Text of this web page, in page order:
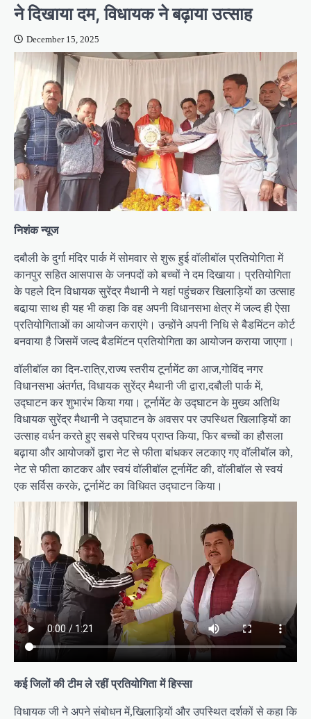
ने दिखाया दम, विधायक ने बढ़ाया उत्साह
December 15, 2025
निशंक न्यूज
दबौली के दुर्गा मंदिर पार्क में सोमवार से शुरू हुई वॉलीबॉल प्रतियोगिता में
कानपुर सहित आसपास के जनपदों को बच्चों ने दम दिखाया। प्रतियोगिता
के पहले दिन विधायक सुरेंद्र मैथानी ने यहां पहुंचकर खिलाड़ियों का उत्साह
बढा़या साथ ही यह भी कहा कि वह अपनी विधानसभा क्षेत्र में जल्द ही ऐसा
प्रतियोगिताओं का आयोजन कराएंगे। उन्होंने अपनी निधि से बैडमिंटन कोर्ट
बनवाया है जिसमें जल्द बैडमिंटन प्रतियोगिता का आयोजन कराया जाएगा।
वॉलीबॉल का दिन-रात्रि,राज्य स्तरीय टूर्नामेंट का आज,गोविंद नगर
विधानसभा अंतर्गत, विधायक सुरेंद्र मैथानी जी द्वारा,दबौली पार्क में,
उद्घाटन कर शुभारंभ किया गया। टूर्नामेंट के उद्घाटन के मुख्य अतिथि
विधायक सुरेंद्र मैथानी ने उद्घाटन के अवसर पर उपस्थित खिलाड़ियों का
उत्साह वर्धन करते हुए सबसे परिचय प्राप्त किया, फिर बच्चों का हौसला
बढ़ाया और आयोजकों द्वारा नेट से फीता बांधकर लटकाए गए वॉलीबॉल को,
नेट से फीता काटकर और स्वयं वॉलीबॉल टूर्नामेंट की, वॉलीबॉल से स्वयं
एक सर्विस करके, टूर्नामेंट का विधिवत उद्घाटन किया।
कई जिलों की टीम ले रहीं प्रतियोगिता में हिस्सा
विधायक जी ने अपने संबोधन में,खिलाड़ियों और उपस्थित दर्शकों से कहा कि